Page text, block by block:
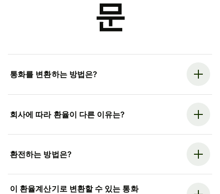
문
통화를 변환하는 방법은?
회사에 따라 환율이 다른 이유는?
환전하는 방법은?
이 환율계산기로 변환할 수 있는 통화